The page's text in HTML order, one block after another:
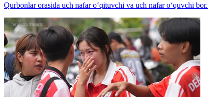
Qurbonlar orasida uch nafar o‘qituvchi va uch nafar o‘quvchi bor.